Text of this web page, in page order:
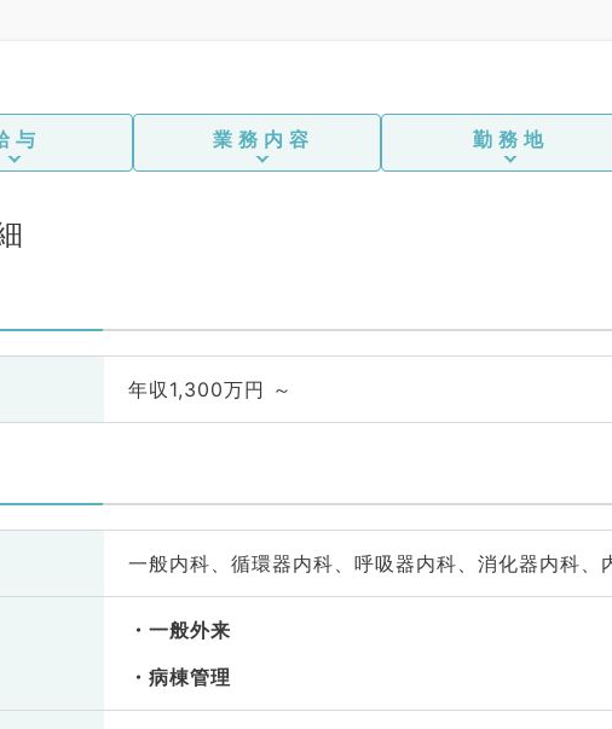
与 業務内容 勤務地
年収1,300万円 ～
一般内科、循環器内科、呼吸器内科、消化器内科、
一般外来
病棟管理